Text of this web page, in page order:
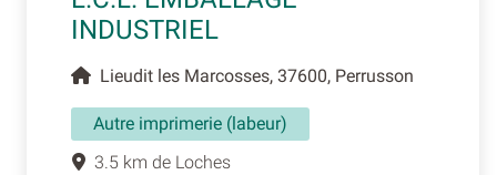
INDUSTRIEL
Lieudit les Marcosses, 37600, Perrusson
Autre imprimerie (labeur)
3.5 km de Loches